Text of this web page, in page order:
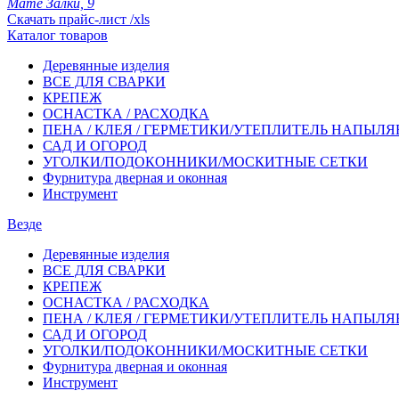
Скачать прайс-лист /xls
Каталог товаров
Деревянные изделия
ВСЕ ДЛЯ СВАРКИ
КРЕПЕЖ
ОСНАСТКА / РАСХОДКА
ПЕНА / КЛЕЯ / ГЕРМЕТИКИ/УТЕПЛИТЕЛЬ
САД И ОГОРОД
УГОЛКИ/ПОДОКОННИКИ/МОСКИТНЫЕ СЕТКИ
Фурнитура дверная и оконная
Инструмент
Везде
Деревянные изделия
ВСЕ ДЛЯ СВАРКИ
КРЕПЕЖ
ОСНАСТКА / РАСХОДКА
ПЕНА / КЛЕЯ / ГЕРМЕТИКИ/УТЕПЛИТЕЛЬ
САД И ОГОРОД
УГОЛКИ/ПОДОКОННИКИ/МОСКИТНЫЕ СЕТКИ
Фурнитура дверная и оконная
Инструмент